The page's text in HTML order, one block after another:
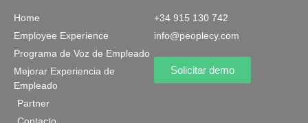
Home
Employee Experience
Programa de Voz de Empleado
Mejorar Experiencia de
Empleado
Partner
+34 915 130 742
info@peoplecy.com
Solicitar demo